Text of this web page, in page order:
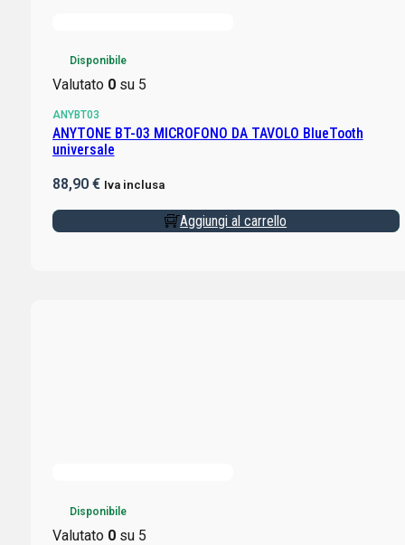
Disponibile
Valutato 0su 5
ANYBT03
ANYTONE BT-03 MICROFONO DA TAVOLO BlueTooth
universale
88,90 € Iva inclusa
Aggiungi al carrello
Disponibile
Valutato 0su 5